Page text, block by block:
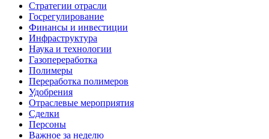
Стратегии отрасли
Госрегулирование
Финансы и инвестиции
Инфраструктура
Наука и технологии
Газопереработка
Полимеры
Переработка полимеров
Удобрения
Отраслевые мероприятия
Сделки
Персоны
Важное за неделю